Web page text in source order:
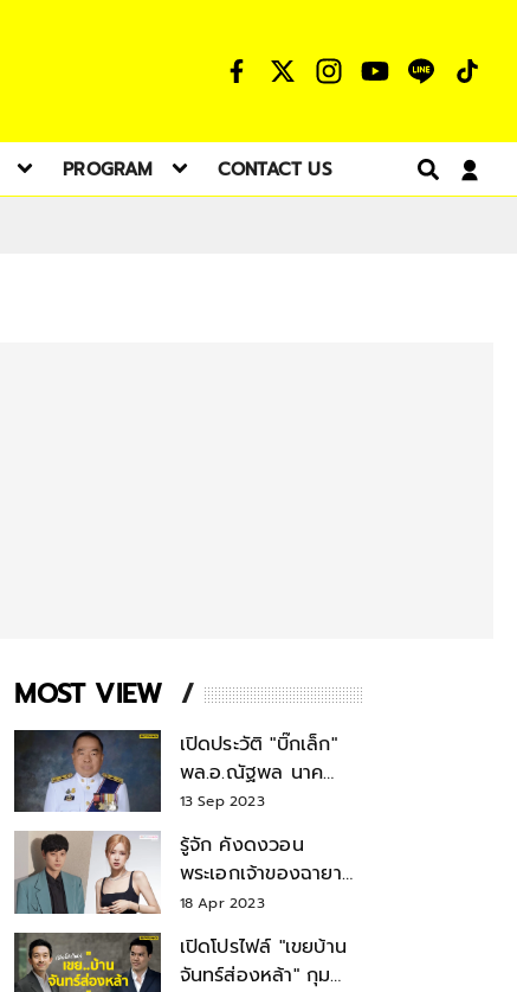
PROGRAM CONTACT US
MOST VIEW
เปิดประวัติ "บิ๊กเล็ก"
พล.อ.ณัฐพล นาค
พาณิชย์ จากเลขาฯ
สมช.-เลขาฯ
รมว.กลาโหม
13 Sep 2023
รู้จัก คังดงวอน
พระเอกเจ้าของฉายา
สมบัติแห่งชาติ หลังมี
18 Apr 2023
เปิดโปรไฟล์ "เขยบ้าน
จันทร์ส่องหล้า" กุม